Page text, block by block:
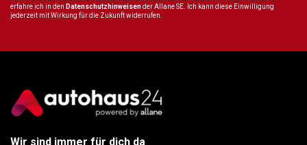
erfahre ich in den Datenschutzhinweisender Allane SE. Ich kann diese Einwilligung
jederzeit mit Wirkung für die Zukunft widerrufen.
Wir sind immer für dich da